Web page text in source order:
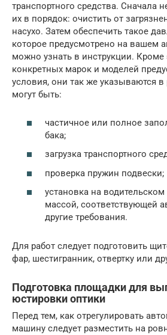
транспортного средства. Сначала
их в порядок: очистить от
насухо. Затем обеспечить такое
которое предусмотрено на вашем
можно узнать в инструкции. Кроме
конкретных марок и моделей
условия, они так же указываются в
могут быть:
частичное или полное
бака;
загрузка транспортного
проверка пружин подвески;
установка на водительском
массой, соответствующей
другие требования.
Для работ следует подготовить
фар, шестигранник, отвертку или
Подготовка площадки для
юстировки оптики
Перед тем, как отрегулировать
машину следует разместить на